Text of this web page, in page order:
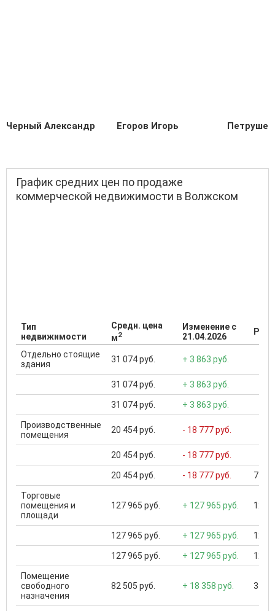
Черный Александр Егоров Игорь
График средних цен по продаже
коммерческой недвижимости в Волжском
Тип
недвижимости
Средн. цена
м2
Изменение с
21.04.2026
Отдельно стоящие
здания
31 074 руб. + 3 863 руб.
31 074 руб. + 3 863 руб.
31 074 руб. + 3 863 руб.
Производственные
помещения
20 454 руб. - 18 777 руб.
20 454 руб. - 18 777 руб.
20 454 руб. - 18 777 руб. 7
Торговые
помещения и
площади
127 965 руб. + 127 965 руб. 12
127 965 руб. + 127 965 руб. 12
127 965 руб. + 127 965 руб. 12
Помещение
свободного
назначения
82 505 руб. + 18 358 руб. 3